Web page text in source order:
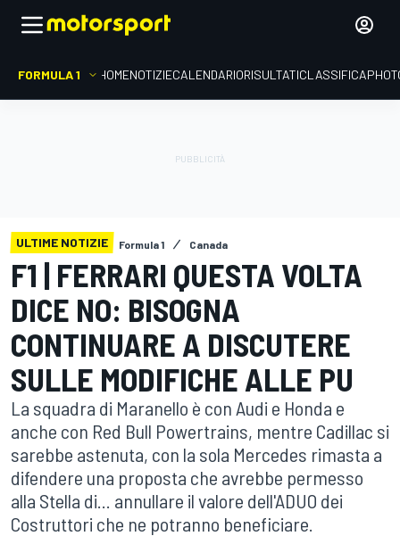
FORMULA 1 HOMENOTIZIECALENDARIORISULTATICLASSIFICA
ULTIME NOTIZIE Formula 1 Canada
F1 | FERRARI QUESTA VOLTA
DICE NO: BISOGNA
CONTINUARE A DISCUTERE
SULLE MODIFICHE ALLE PU
La squadra di Maranello è con Audi e Honda e
anche con Red Bull Powertrains, mentre Cadillac si
sarebbe astenuta, con la sola Mercedes rimasta a
difendere una proposta che avrebbe permesso
alla Stella di... annullare il valore dell'ADUO dei
Costruttori che ne potranno beneficiare.